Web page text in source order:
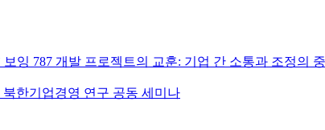
보잉 787 개발 프로젝트의 교훈: 기업 간 소통과 조정의
한기업경영 연구 공동 세미나